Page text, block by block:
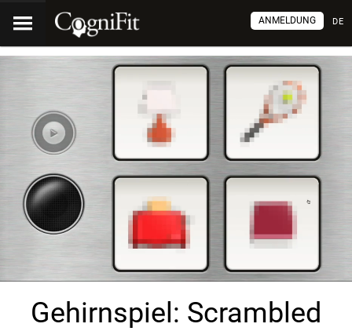
DE
ANMELDUNG
Gehirnspiel: Scrambled